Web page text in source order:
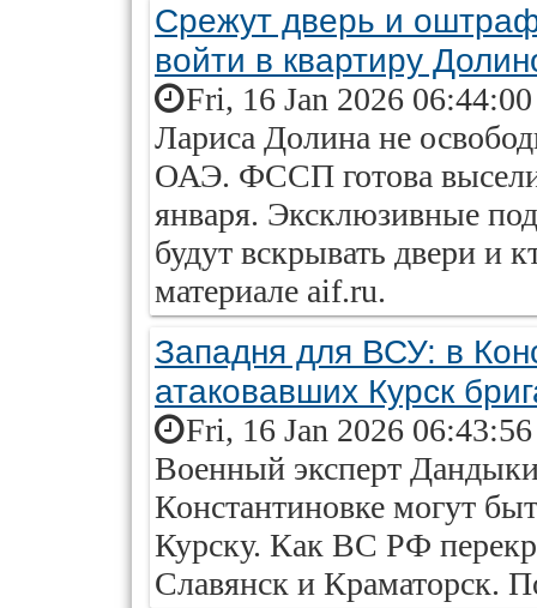
Срежут дверь и
войти в квартиру
Fri, 16 Jan 2026
Лариса Долина не
ОАЭ. ФССП готова
января. Эксклюзивные
будут вскрывать двери и
материале aif.ru.
Западня для ВСУ: в
атаковавших Курск
Fri, 16 Jan 2026
Военный эксперт
Константиновке могут
Курску. Как ВС РФ
Славянск и Краматорск.